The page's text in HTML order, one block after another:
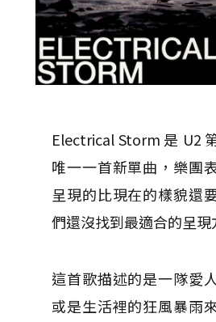
Electrical Storm 是 U2
唯一一首新單曲，樂團
呈現的比現在的樣貌還
們還沒找到最適合的呈現
這首歌描述的是一隊愛
或是生活裡的狂風暴雨